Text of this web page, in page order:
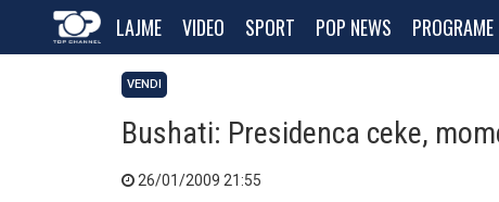
LAJME VIDEO SPORT POP NEWS PROGRAME
VENDI
Bushati: Presidenca ceke,
26/01/2009 21:55